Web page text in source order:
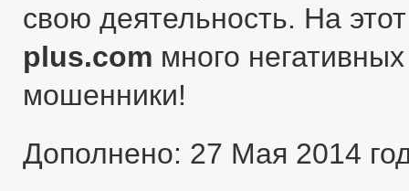
свою деятельность. На
plus.com много
мошенники!
Дополнено: 27 Мая 2014